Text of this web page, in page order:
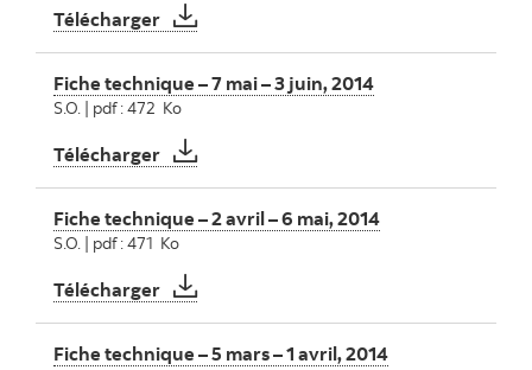
Télécharger Fiche technique – 4 juin – 8 juillet, 2014
Fiche technique – 7 mai – 3 juin, 2014
S.O. | pdf : 472 Ko
Télécharger Fiche technique – 7 mai – 3 juin, 2014
Fiche technique – 2 avril – 6 mai, 2014
S.O. | pdf : 471 Ko
Télécharger Fiche technique – 2 avril – 6 mai, 2014
Fiche technique – 5 mars – 1 avril, 2014